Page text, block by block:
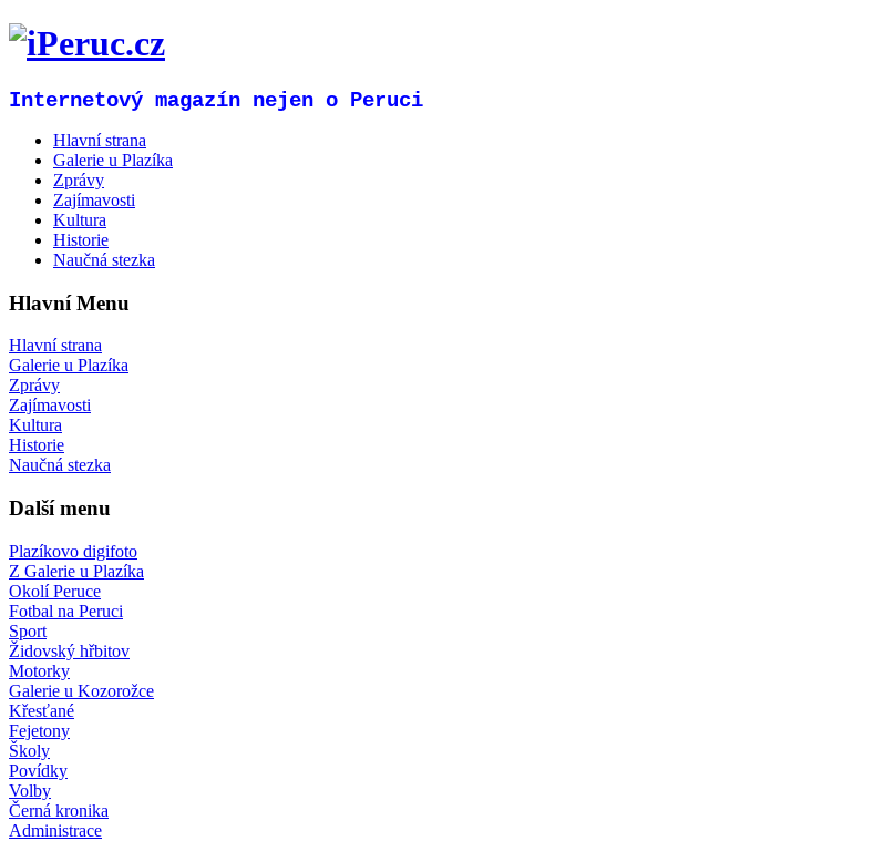
Internetový magazín nejen o Peruci
Hlavní strana
Galerie u Plazíka
Zprávy
Zajímavosti
Kultura
Historie
Naučná stezka
Hlavní Menu
Hlavní strana
Galerie u Plazíka
Zprávy
Zajímavosti
Kultura
Historie
Naučná stezka
Další menu
Plazíkovo digifoto
Z Galerie u Plazíka
Okolí Peruce
Fotbal na Peruci
Sport
Židovský hřbitov
Motorky
Galerie u Kozorožce
Křesťané
Fejetony
Školy
Povídky
Volby
Černá kronika
Administrace